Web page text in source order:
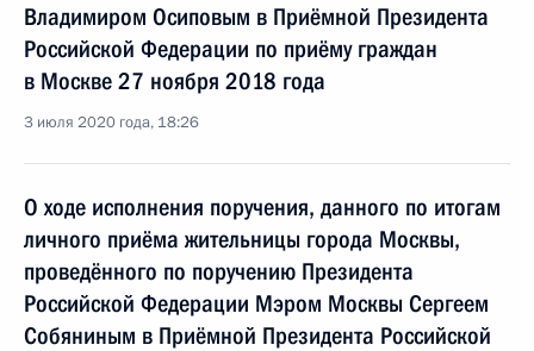
Владимиром Осиповым в Приёмной Президента
Российской Федерации по приёму граждан
в Москве 27 ноября 2018 года
3 июля 2020 года, 18:26
О ходе исполнения поручения, данного по итогам
личного приёма жительницы города Москвы,
проведённого по поручению Президента
Российской Федерации Мэром Москвы Сергеем
Собяниным в Приёмной Президента Российской